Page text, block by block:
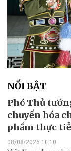
NỔI BẬT
Phó Thủ
chuyển hóa
phẩm thực
08/08/2026 10:10